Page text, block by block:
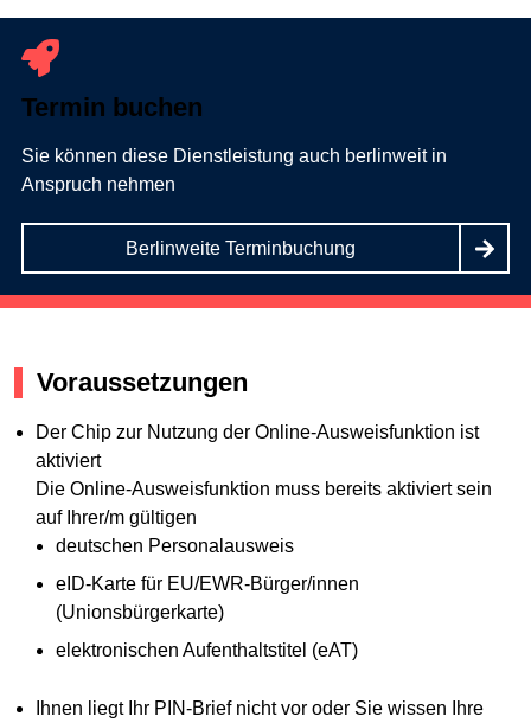
Termin buchen
Sie können diese Dienstleistung auch berlinweit in
Anspruch nehmen
Berlinweite Terminbuchung
Voraussetzungen
Der Chip zur Nutzung der Online-Ausweisfunktion ist
aktiviert
Die Online-Ausweisfunktion muss bereits aktiviert sein
auf Ihrer/m gültigen
deutschen Personalausweis
eID-Karte für EU/EWR-Bürger/innen
(Unionsbürgerkarte)
elektronischen Aufenthaltstitel (eAT)
Ihnen liegt Ihr PIN-Brief nicht vor oder Sie wissen Ihre